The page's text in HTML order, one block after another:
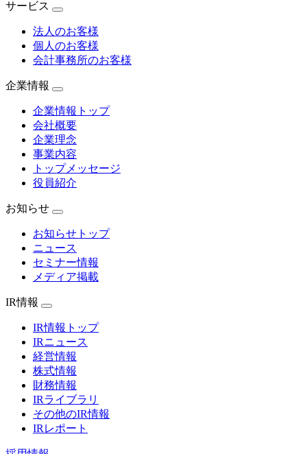
サービス
法人のお客様
個人のお客様
会計事務所のお客様
企業情報
企業情報トップ
会社概要
企業理念
事業内容
トップメッセージ
役員紹介
お知らせ
お知らせトップ
ニュース
セミナー情報
メディア掲載
IR情報
IR情報トップ
IRニュース
経営情報
株式情報
財務情報
IRライブラリ
その他のIR情報
IRレポート